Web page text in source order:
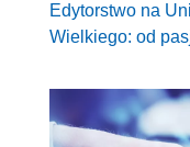
Edytorstwo na
Wielkiego: od